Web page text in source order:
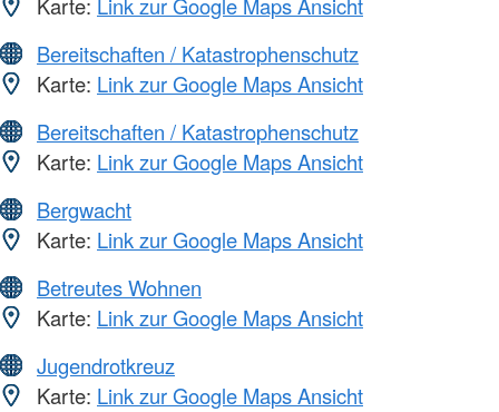
Karte: Link zur Google Maps Ansicht
Bereitschaften / Katastrophenschutz
Karte: Link zur Google Maps Ansicht
Bereitschaften / Katastrophenschutz
Karte: Link zur Google Maps Ansicht
Bergwacht
Karte: Link zur Google Maps Ansicht
Betreutes Wohnen
Karte: Link zur Google Maps Ansicht
Jugendrotkreuz
Karte: Link zur Google Maps Ansicht